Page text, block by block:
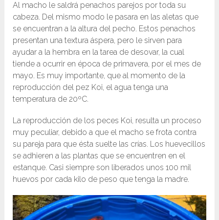
Al macho le saldrá penachos parejos por toda su
cabeza. Del mismo modo le pasara en las aletas que
se encuentran a la altura del pecho. Estos penachos
presentan una textura áspera, pero le sirven para
ayudar a la hembra en la tarea de desovar, la cual
tiende a ocurrir en época de primavera, por el mes de
mayo. Es muy importante, que al momento de la
reproducción del pez Koi, el agua tenga una
temperatura de 20ºC.
La reproducción de los peces Koi, resulta un proceso
muy peculiar, debido a que el macho se frota contra
su pareja para que ésta suelte las crías. Los huevecillos
se adhieren a las plantas que se encuentren en el
estanque. Casi siempre son liberados unos 100 mil
huevos por cada kilo de peso que tenga la madre.